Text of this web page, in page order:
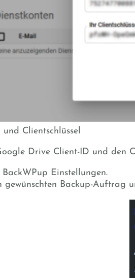
und Clientschlüssel
Drive Client-ID und den
Einstellungen.
gewünschten Backup-